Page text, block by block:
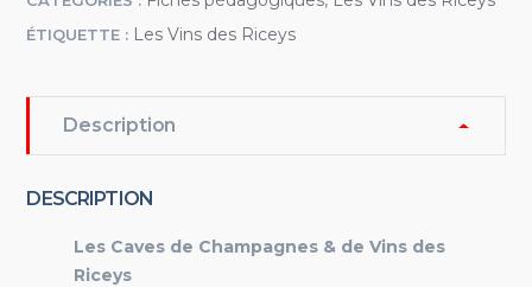
ÉTIQUETTE : Les Vins des Riceys
Description
DESCRIPTION
Les Caves de Champagnes & de Vins des
Riceys